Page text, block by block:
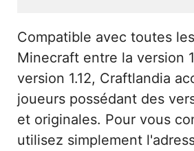
Compatible avec toutes
Minecraft entre la version
version 1.12, Craftlandia
joueurs possédant des
et originales. Pour vous
utilisez simplement